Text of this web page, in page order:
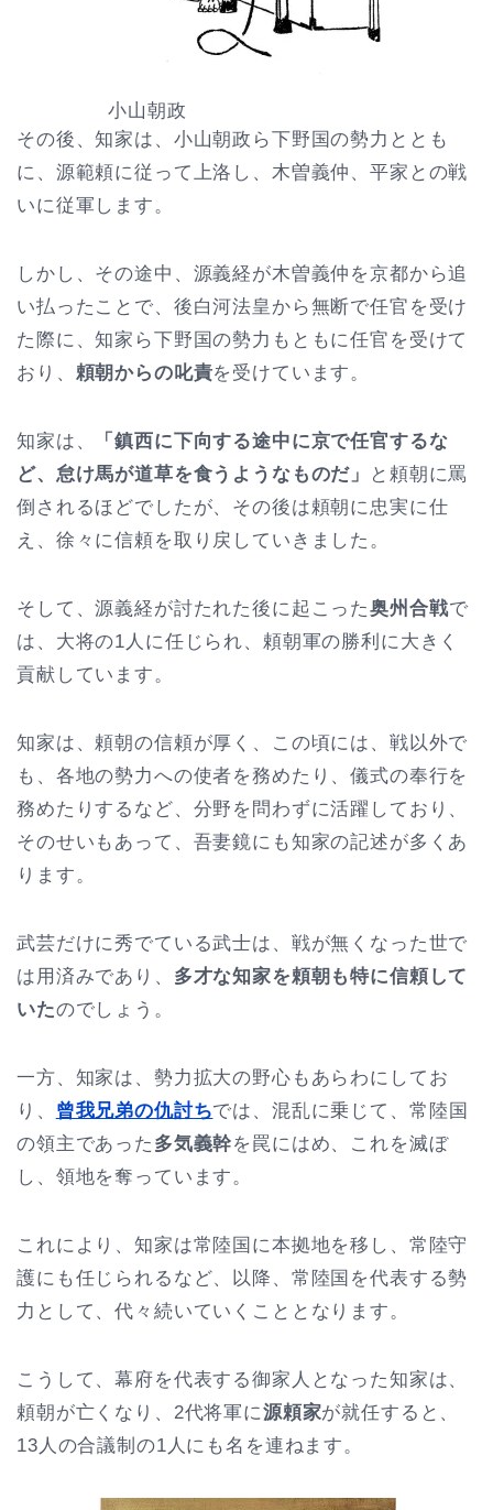
小山朝政
その後、知家は、小山朝政ら下野国の勢力ととも
に、源範頼に従って上洛し、木曽義仲、平家との戦
いに従軍します。
しかし、その途中、源義経が木曽義仲を京都から追
い払ったことで、後白河法皇から無断で任官を受け
た際に、知家ら下野国の勢力もともに任官を受けて
おり、 頼朝からの叱責を受けています。
知家は、
「鎮西に下向する途中に京で任官するな
ど、怠け馬が道草を食うようなものだ」
と頼朝に罵
倒されるほどでしたが、その後は頼朝に忠実に仕
え、徐々に信頼を取り戻していきました。
そして、源義経が討たれた後に起こった奥州合戦で
は、大将の1人に任じられ、頼朝軍の勝利に大きく
貢献しています。
知家は、頼朝の信頼が厚く、この頃には、戦以外で
も、各地の勢力への使者を務めたり、儀式の奉行を
務めたりするなど、分野を問わずに活躍しており、
そのせいもあって、吾妻鏡にも知家の記述が多くあ
ります。
武芸だけに秀でている武士は、戦が無くなった世で
は用済みであり、 多才な知家を頼朝も特に信頼して
いたのでしょう。
一方、知家は、勢力拡大の野心もあらわにしてお
り、 曾我兄弟の仇討ちでは、混乱に乗じて、常陸国
の領主であった 多気義幹を罠にはめ、これを滅ぼ
し、領地を奪っています。
これにより、知家は常陸国に本拠地を移し、常陸守
護にも任じられるなど、以降、常陸国を代表する勢
力として、代々続いていくこととなります。
こうして、幕府を代表する御家人となった知家は、
頼朝が亡くなり、2代将軍に源頼家が就任すると、
13人の合議制の1人にも名を連ねます。